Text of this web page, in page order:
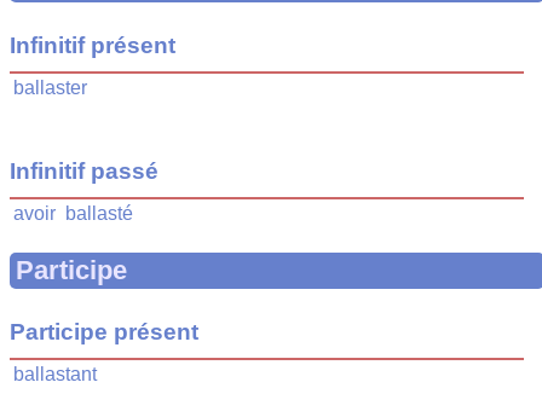
Infinitif présent
ballaster
Infinitif passé
avoir ballasté
Participe
Participe présent
ballastant